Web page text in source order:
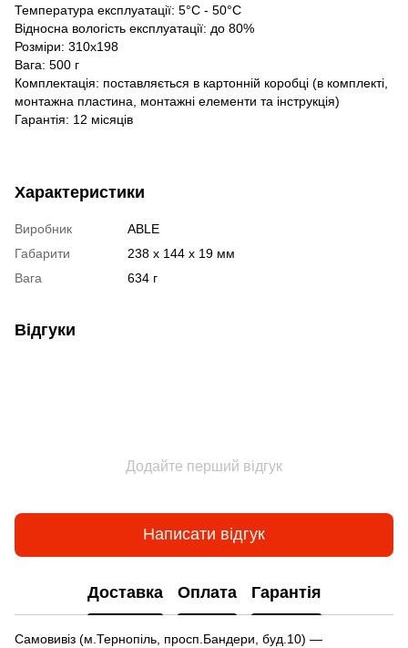
Температура експлуатації: 5°C - 50°C
Відносна вологість експлуатації: до 80%
Розміри: 310x198
Вага: 500 г
Комплектація: поставляється в картонній коробці (в комплекті,
монтажна пластина, монтажні елементи та інструкція)
Гарантія: 12 місяців
Характеристики
Виробник
ABLE
Габарити
238 x 144 x 19 мм
Вага
634 г
Відгуки
Додайте перший відгук
Написати відгук
Доставка Оплата Гарантія
Самовивіз (м.Тернопіль, просп.Бандери, буд.10) —